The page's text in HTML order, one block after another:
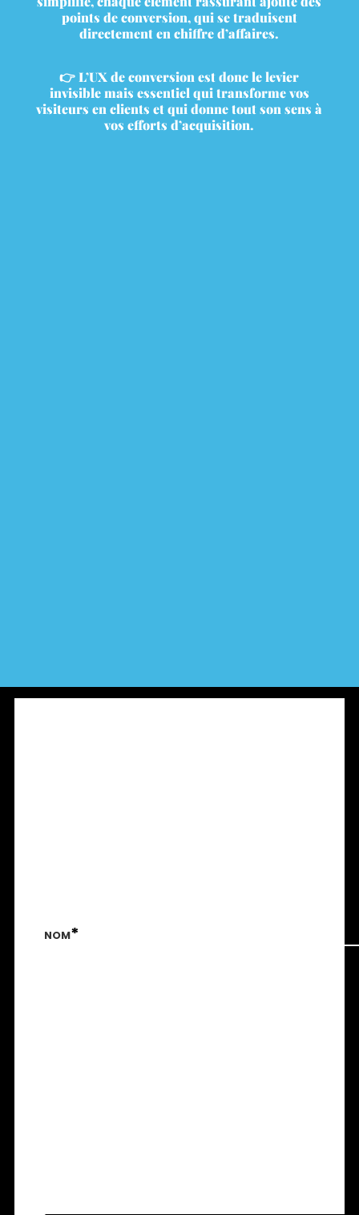
points de conversion, qui se traduisent
directement en chiffre d’affaires.
👉 L’UX de conversion est donc le levier
invisible mais essentiel qui transforme vos
visiteurs en clients et qui donne tout son sens à
vos efforts d’acquisition.
NOM*